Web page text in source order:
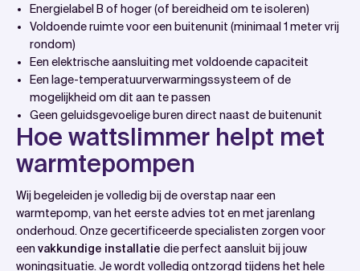
Energielabel B of hoger (of bereidheid om te isoleren)
Voldoende ruimte voor een buitenunit (minimaal 1 meter vrij
rondom)
Een elektrische aansluiting met voldoende capaciteit
Een lage-temperatuurverwarmingssysteem of de
mogelijkheid om dit aan te passen
Geen geluidsgevoelige buren direct naast de buitenunit
Hoe wattslimmer helpt met
warmtepompen
Wij begeleiden je volledig bij de overstap naar een
warmtepomp, van het eerste advies tot en met jarenlang
onderhoud. Onze gecertificeerde specialisten zorgen voor
een vakkundige installatie die perfect aansluit bij jouw
woningsituatie. Je wordt volledig ontzorgd tijdens het hele